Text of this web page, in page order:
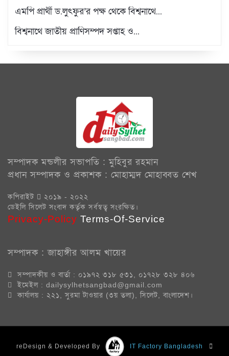
এমপি প্রার্থী ড.লুৎফুর’র পক্ষ থেকে বিশ্বনাথে...
বিশ্বনাথে জাতীয় প্রাণিসম্পদ সপ্তাহ ও...
বিশ্বনাথের হতদরিদ্র ২৮ নারী পেলেন সেলাই মেশিন
বিশ্বনাথে পলাতক থাকা যুবদল নেতা গ্রেপ্তার
বিশ্বনাথ স্পোর্টস অর্গানাইজেশন ইউকে’র আলোচনা...
প্রবাসী উদ্যোগে দক্ষিণ বিশ্বনাথ ফুটবল...
মালয়েশিয়াসহ তিনটি দেশ সফরে গেলেন যুক্তরাজ্য...
পূজা উপলক্ষে বিশ্বনাথের মন্ডপগুলোতে মুমিন খান...
ব্রিটেনে বিশ্বনাথের দৌলতপুর ইউনিয়ন এডুকেশন...
যুক্তরাজ্যে দৌলতপুর ইউনিয়ন এডুকেশন ট্রাস্ট...
বিশ্বনাথে অগ্নিকান্ডে রহমান মেডিসিন সেন্টার...
মোহাব্বত শেখের ঈদুল আজহার শুভেচ্ছা
সম্পাদক মন্ডলীর সভাপতি : মুহিবুর রহমান
প্রধান সম্পাদক ও প্রকাশক : মোহাম্মদ মোহাব্বত শেখ
কপিরাইট
২০১৯ - ২০২২
ডেইলি সিলেট সংবাদ কর্তৃক সর্বস্বত্ব সংরক্ষিত।
Privacy-Policy Terms-Of-Service
সম্পাদক : জাহাঙ্গীর আলম খায়ের
সম্পাদকীয় ও বার্তা : ০১৯৭২ ৩১৮ ৫৩১, ০১৭২৮ ৩২৮ ৪০৬
ইমেইল : dailysylhetsangbad@gmail.com
কার্যালয় : ২২১, সুরমা টাওয়ার (৩য় তলা), সিলেট, বাংলাদেশ।
reDesign & Developed By IT Factory Bangladesh